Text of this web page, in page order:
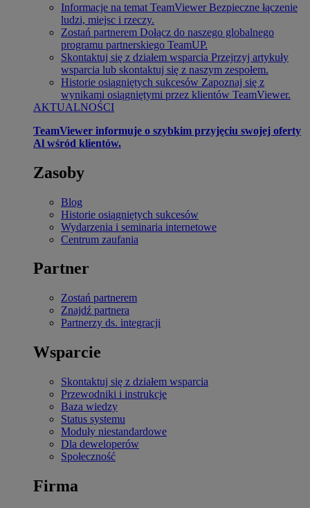
Informacje na temat TeamViewer Bezpieczne łączenie
ludzi, miejsc i rzeczy.
Zostań partnerem Dołącz do naszego globalnego
programu partnerskiego TeamUP.
Skontaktuj się z działem wsparcia Przejrzyj artykuły
wsparcia lub skontaktuj się z naszym zespołem.
Historie osiągniętych sukcesów Zapoznaj się z
wynikami osiągniętymi przez klientów TeamViewer.
AKTUALNOŚCI
TeamViewer informuje o szybkim przyjęciu swojej oferty
Al wśród klientów.
Zasoby
Blog
Historie osiągniętych sukcesów
Wydarzenia i seminaria internetowe
Centrum zaufania
Partner
Zostań partnerem
Znajdź partnera
Partnerzy ds. integracji
Wsparcie
Skontaktuj się z działem wsparcia
Przewodniki i instrukcje
Baza wiedzy
Status systemu
Moduły niestandardowe
Dla deweloperów
Społeczność
Firma